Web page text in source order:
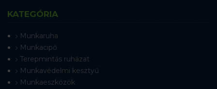
KATEGÓRIA
Munkaruha
Munkacipő
Terepmintás ruházat
Munkavédelmi kesztyű
Munkaeszközök